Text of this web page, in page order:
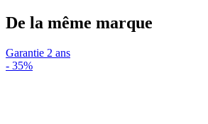
De la même marque
Garantie 2 ans
- 35%